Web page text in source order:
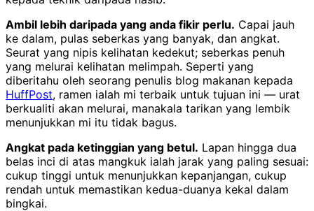
Ambil lebih daripada yang anda fikir perlu. Capai jauh
ke dalam, pulas seberkas yang banyak, dan angkat.
Seurat yang nipis kelihatan kedekut; seberkas penuh
yang melurai kelihatan melimpah. Seperti yang
diberitahu oleh seorang penulis blog makanan kepada
HuffPost, ramen ialah mi terbaik untuk tujuan ini — urat
berkualiti akan melurai, manakala tarikan yang lembik
menunjukkan mi itu tidak bagus.
Angkat pada ketinggian yang betul. Lapan hingga dua
belas inci di atas mangkuk ialah jarak yang paling sesuai:
cukup tinggi untuk menunjukkan kepanjangan, cukup
rendah untuk memastikan kedua-duanya kekal dalam
bingkai.